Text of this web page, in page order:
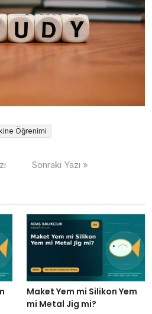
Öğrenimi
Sonraki Yazı »
Maket Yem mi Silikon Yem
mi Metal Jig mi?